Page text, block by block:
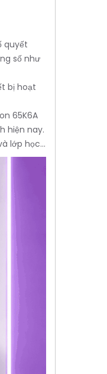
quyết
số như
bị hoạt
65K6A
hiện nay.
lớp học...